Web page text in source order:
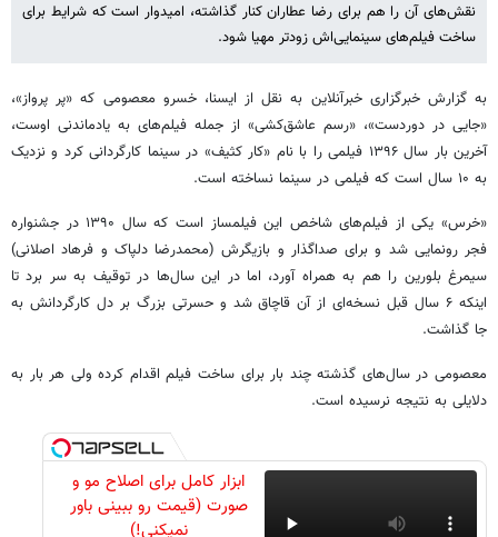
نقش‌های آن را هم برای رضا عطاران کنار گذاشته، امیدوار است که شرایط برای
ساخت فیلم‌های سینمایی‌اش زودتر مهیا شود.
به گزارش خبرگزاری خبرآنلاین به نقل از ایسنا، خسرو معصومی که «پر پرواز»،
«جایی در دوردست»، «رسم عاشق‌کشی» از جمله فیلم‌های به یادماندنی‌ اوست،
آخرین بار سال ۱۳۹۶ فیلمی را با نام «کار کثیف» در سینما کارگردانی کرد و نزدیک
به ۱۰ سال است که فیلمی در سینما نساخته است.
«خرس» یکی از فیلم‌های شاخص این فیلمساز است که سال ۱۳۹۰ در جشنواره
فجر رونمایی شد و برای صداگذار و بازیگرش (محمدرضا دلپاک و فرهاد اصلانی)
سیمرغ بلورین را هم به همراه آورد، اما در این سال‌ها در توقیف به سر برد تا
اینکه ۶ سال قبل نسخه‌ای از آن قاچاق شد و حسرتی بزرگ بر دل کارگردانش به
جا گذاشت.
معصومی در سال‌های گذشته چند بار برای ساخت فیلم اقدام کرده ولی هر بار به
دلایلی به نتیجه نرسیده است.
ابزار کامل برای اصلاح مو و
صورت (قیمت رو ببینی باور
نمیکنی!)